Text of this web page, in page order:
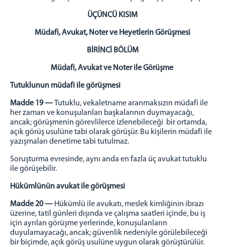
ÜÇÜNCÜ KISIM
Müdafi, Avukat, Noter ve Heyetlerin Görüşmesi
BİRİNCİ BÖLÜM
Müdafi, Avukat ve Noter ile Görüşme
Tutuklunun müdafi ile görüşmesi
Madde 19 —Tutuklu, vekaletname aranmaksızın müdafi ile
her zaman ve konuşulanları başkalarının duymayacağı,
ancak; görüşmenin görevlilerce izlenebileceği bir ortamda,
açık görüş usulüne tabi olarak görüşür. Bu kişilerin müdafi ile
yazışmaları denetime tabi tutulmaz.
Soruşturma evresinde, aynı anda en fazla üç avukat tutuklu
ile görüşebilir.
Hükümlünün avukat ile görüşmesi
Madde 20 — Hükümlü ile avukatı, meslek kimliğinin ibrazı
üzerine, tatil günleri dışında ve çalışma saatleri içinde, bu iş
için ayrılan görüşme yerlerinde, konuşulanların
duyulamayacağı, ancak; güvenlik nedeniyle görülebileceği
bir biçimde, açık görüş usulüne uygun olarak görüştürülür.